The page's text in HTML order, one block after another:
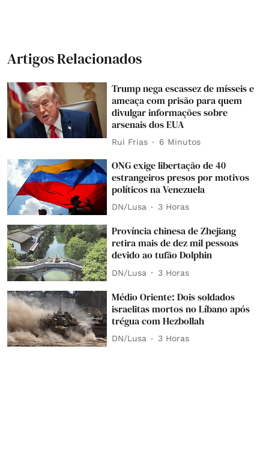
Artigos Relacionados
Trump nega escassez de mísseis e
ameaça com prisão para quem
divulgar informações sobre
arsenais dos EUA
Rui Frias 6 Minutos
ONG exige libertação de 40
estrangeiros presos por motivos
políticos na Venezuela
DN/Lusa 3 Horas
Província chinesa de Zhejiang
retira mais de dez mil pessoas
devido ao tufão Dolphin
DN/Lusa 3 Horas
Médio Oriente: Dois soldados
israelitas mortos no Líbano após
trégua com Hezbollah
DN/Lusa 3 Horas